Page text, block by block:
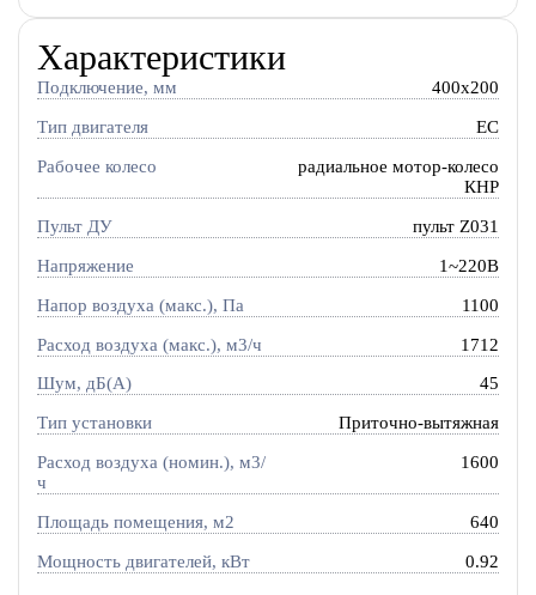
Характеристики
Подключение, мм 400x200
Тип двигателя EC
Рабочее колесо
радиальное мотор-колесо
КНР
Пульт ДУ пульт Z031
Напряжение 1~220В
Напор воздуха (макс.), Па 1100
Расход воздуха (макс.), м3/ч 1712
Шум, дБ(А) 45
Тип установки Приточно-вытяжная
Расход воздуха (номин.), м3/
ч
1600
Площадь помещения, м2 640
Мощность двигателей, кВт 0.92